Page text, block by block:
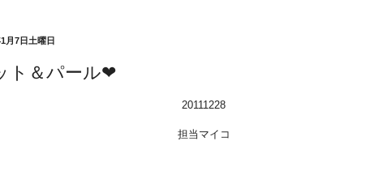
月7日土曜日
ト＆パール❤
20111228
担当マイコ